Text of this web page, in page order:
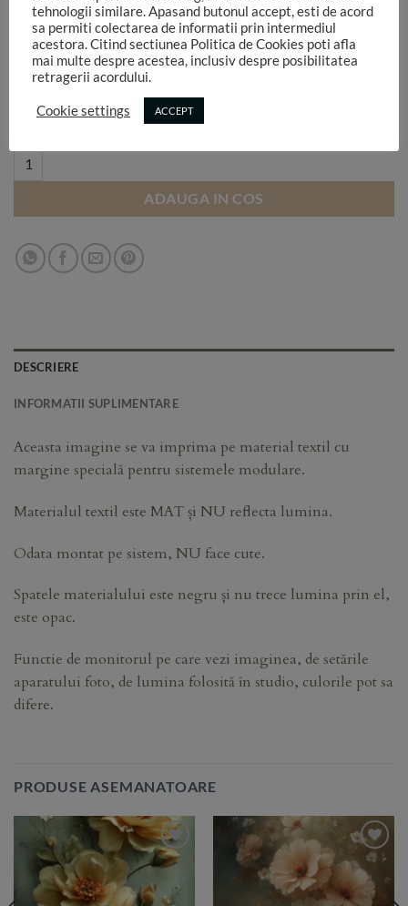
Functie de monitorul pe care vezi imaginea, de setările
aparatului foto, de lumina folosită în studio, culorile pot sa
difere.
Selectează dimensiunea:
108 quantity
ADAUGA IN COS
DESCRIERE
INFORMATII SUPLIMENTARE
Aceasta imagine se va imprima pe material textil cu
margine specială pentru sistemele modulare.
Materialul textil este MAT și NU reflecta lumina.
Odata montat pe sistem, NU face cute.
Spatele materialului este negru și nu trece lumina prin el,
este opac.
Functie de monitorul pe care vezi imaginea, de setările
aparatului foto, de lumina folosită în studio, culorile pot sa
difere.
PRODUSE ASEMANATOARE
Add to
Add to
Wishlist
tehnologii similare. Apasand butonul accept, esti de acord
sa permiti colectarea de informatii prin intermediul
acestora. Citind sectiunea Politica de Cookies poti afla
mai multe despre acestea, inclusiv despre posibilitatea
retragerii acordului.
Cookie settings ACCEPT